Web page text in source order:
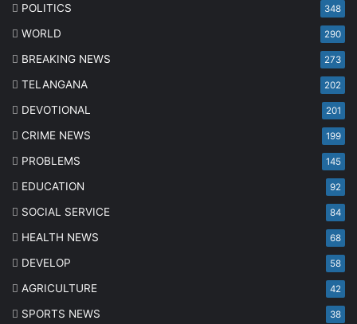
POLITICS 348
WORLD 290
BREAKING NEWS 273
TELANGANA 202
DEVOTIONAL 201
CRIME NEWS 199
PROBLEMS 145
EDUCATION 92
SOCIAL SERVICE 84
HEALTH NEWS 68
DEVELOP 58
AGRICULTURE 42
SPORTS NEWS 38